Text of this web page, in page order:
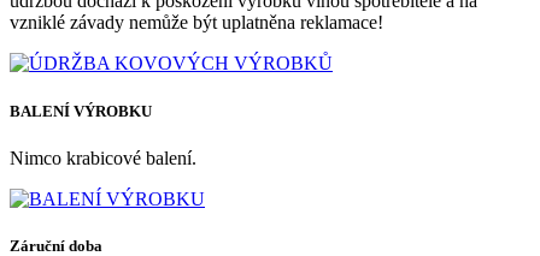
vzniklé závady nemůže být uplatněna reklamace!
BALENÍ VÝROBKU
Nimco krabicové balení.
Záruční doba